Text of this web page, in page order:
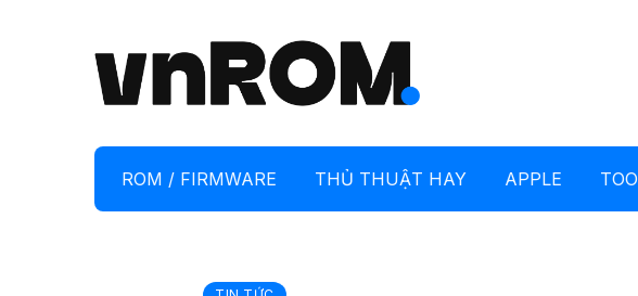
ROM / FIRMWARE THỦ THUẬT HAY APPLE